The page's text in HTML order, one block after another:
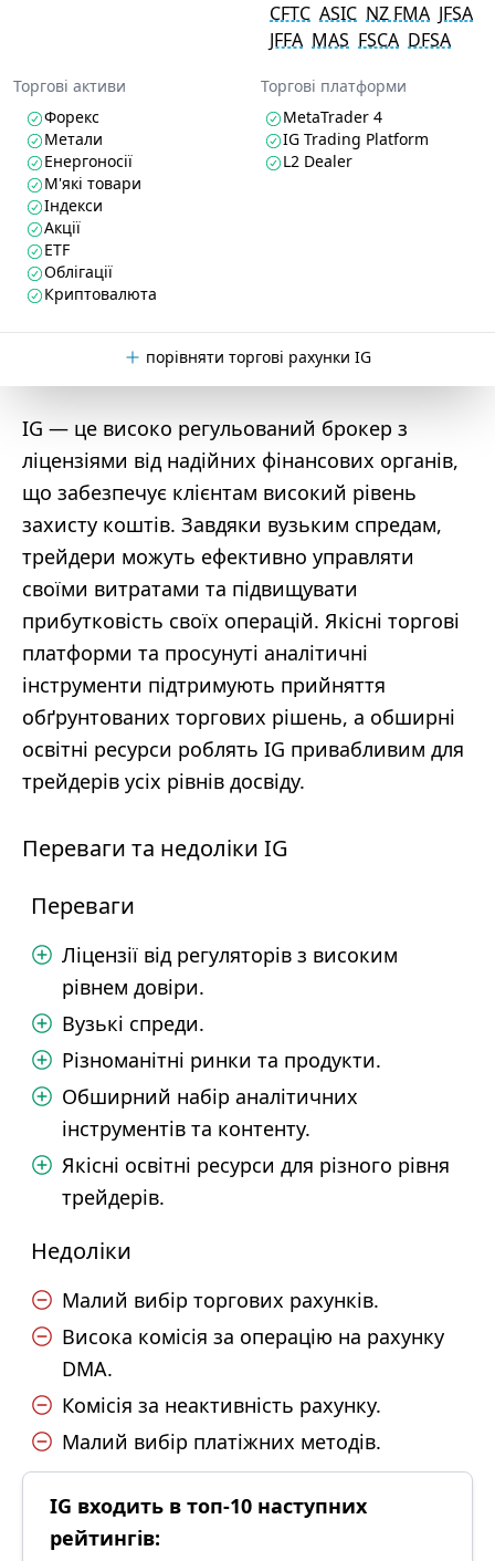
CFTC ASIC NZ FMA JFSA
JFFA MAS FSCA DFSA
Торгові активи
Форекс
Метали
Енергоносії
М'які товари
Індекси
Акції
ETF
Облігації
Криптовалюта
Торгові платформи
MetaTrader 4
IG Trading Platform
L2 Dealer
порівняти торгові рахунки IG
IG — це високо регульований брокер з
ліцензіями від надійних фінансових органів,
що забезпечує клієнтам високий рівень
захисту коштів. Завдяки вузьким спредам,
трейдери можуть ефективно управляти
своїми витратами та підвищувати
прибутковість своїх операцій. Якісні торгові
платформи та просунуті аналітичні
інструменти підтримують прийняття
обґрунтованих торгових рішень, а обширні
освітні ресурси роблять IG привабливим для
трейдерів усіх рівнів досвіду.
Переваги та недоліки IG
Переваги
Ліцензії від регуляторів з високим
рівнем довіри.
Вузькі спреди.
Різноманітні ринки та продукти.
Обширний набір аналітичних
інструментів та контенту.
Якісні освітні ресурси для різного рівня
трейдерів.
Недоліки
Малий вибір торгових рахунків.
Висока комісія за операцію на рахунку
DMA.
Комісія за неактивність рахунку.
Малий вибір платіжних методів.
IG входить в топ-10 наступних
рейтингів: